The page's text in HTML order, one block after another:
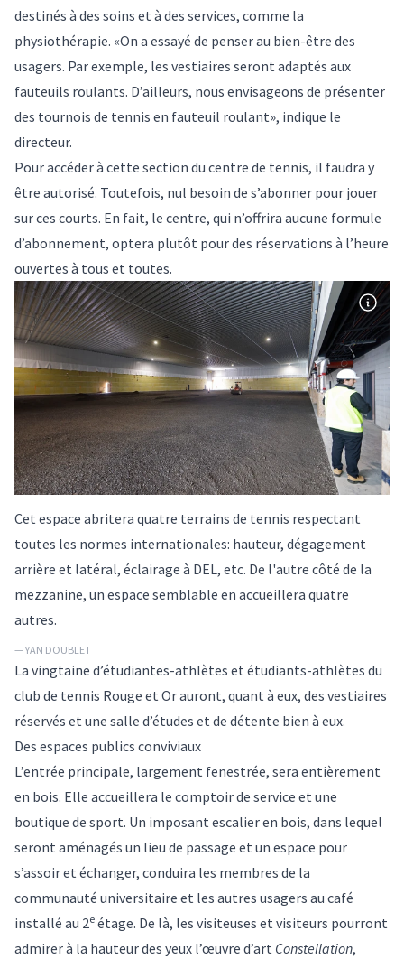
destinés à des soins et à des services, comme la
physiothérapie. «On a essayé de penser au bien-être des
usagers. Par exemple, les vestiaires seront adaptés aux
fauteuils roulants. D’ailleurs, nous envisageons de présenter
des tournois de tennis en fauteuil roulant», indique le
directeur.
Pour accéder à cette section du centre de tennis, il faudra y
être autorisé. Toutefois, nul besoin de s’abonner pour jouer
sur ces courts. En fait, le centre, qui n’offrira aucune formule
d’abonnement, optera plutôt pour des réservations à l’heure
ouvertes à tous et toutes.
Cet espace abritera quatre terrains de tennis respectant
toutes les normes internationales: hauteur, dégagement
arrière et latéral, éclairage à DEL, etc. De l'autre côté de la
mezzanine, un espace semblable en accueillera quatre
autres.
— YAN DOUBLET
La vingtaine d’étudiantes-athlètes et étudiants-athlètes du
club de tennis Rouge et Or auront, quant à eux, des vestiaires
réservés et une salle d’études et de détente bien à eux.
Des espaces publics conviviaux
L’entrée principale, largement fenestrée, sera entièrement
en bois. Elle accueillera le comptoir de service et une
boutique de sport. Un imposant escalier en bois, dans lequel
seront aménagés un lieu de passage et un espace pour
s’assoir et échanger, conduira les membres de la
communauté universitaire et les autres usagers au café
installé au 2e étage. De là, les visiteuses et visiteurs pourront
admirer à la hauteur des yeux l’œuvre d’art Constellation,